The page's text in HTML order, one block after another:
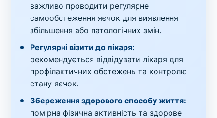
важливо проводити регулярне
самообстеження яєчок для виявлення
збільшення або патологічних змін.
Регулярні візити до лікаря:
рекомендується відвідувати лікаря для
профілактичних обстежень та контролю
стану яєчок.
Збереження здорового способу життя:
помірна фізична активність та здорове